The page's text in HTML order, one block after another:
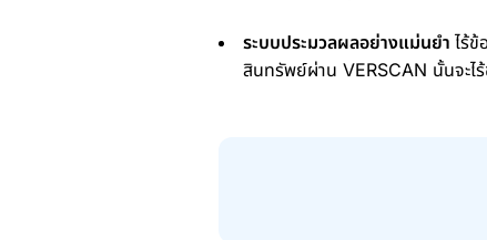
ระบบประมวลผลอย่างแม่นยำ ไร้
สินทรัพย์ผ่าน VERSCAN นั้นจะ